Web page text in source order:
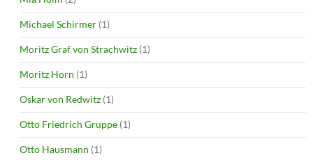
Michael Schirmer (1)
Moritz Graf von Strachwitz (1)
Moritz Horn (1)
Oskar von Redwitz (1)
Otto Friedrich Gruppe (1)
Otto Hausmann (1)